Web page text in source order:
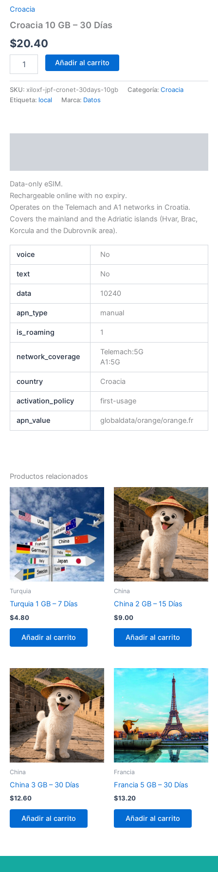
Croacia
Croacia 10 GB – 30 Días
$20.40
Añadir al carrito
SKU: xiloxf-jpf-cronet-30days-10gb Categoría: Croacia
Etiqueta: local Marca: Datos
Data-only eSIM.
Rechargeable online with no expiry.
Operates on the Telemach and A1 networks in Croatia.
Covers the mainland and the Adriatic islands (Hvar, Brac,
Korcula and the Dubrovnik area).
voice No
text No
data 10240
apn_type manual
is_roaming 1
network_coverage
Telemach:5G
A1:5G
country Croacia
activation_policy first-usage
apn_value globaldata/orange/orange.fr
Productos relacionados
Turquia
Turquia 1 GB – 7 Días
$4.80
Añadir al carrito
China
China 2 GB – 15 Días
$9.00
Añadir al carrito
China
China 3 GB – 30 Días
$12.60
Añadir al carrito
Francia
Francia 5 GB – 30 Días
$13.20
Añadir al carrito